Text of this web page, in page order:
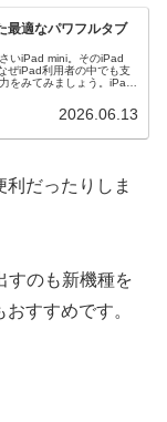
最適なパワフルタブ
いiPad mini。そのiPad
ぜiPad利用者の中でも支
をみてみましょう。iPad
2026.06.13
だったりしま
すのも新機種を
すすめです。